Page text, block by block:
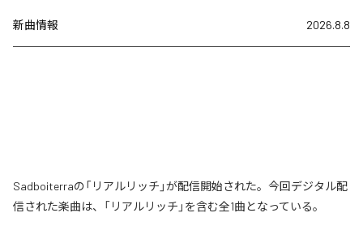
新曲情報 2026.8.8
Sadboiterraの「リアルリッチ」が配信開始された。今回デジタル配
信された楽曲は、「リアルリッチ」を含む全1曲となっている。